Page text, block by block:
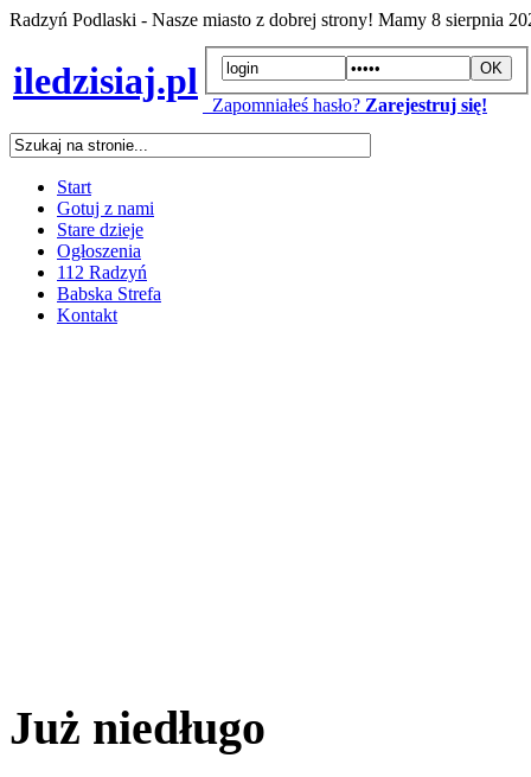
Radzyń Podlaski - Nasze miasto z dobrej strony! Mamy 8 sierpnia
iledzisiaj.pl
Zapomniałeś hasło? Zarejestruj się!
Start
Gotuj z nami
Stare dzieje
Ogłoszenia
112 Radzyń
Babska Strefa
Kontakt
Już niedługo